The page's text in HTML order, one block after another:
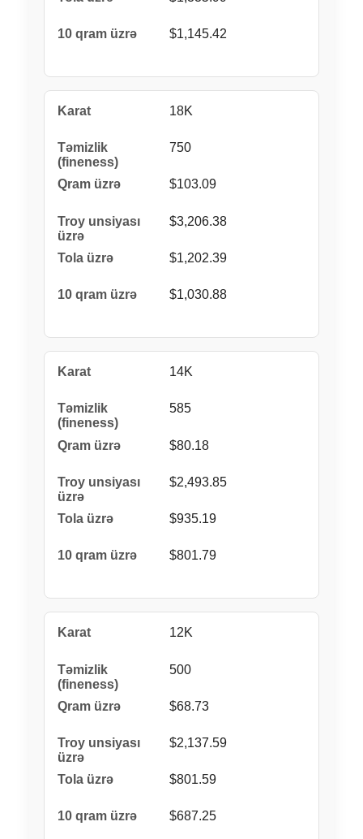
$1,145.42
18K
750
$103.09
$3,206.38
$1,202.39
$1,030.88
14K
585
$80.18
$2,493.85
$935.19
$801.79
12K
500
$68.73
$2,137.59
$801.59
$687.25